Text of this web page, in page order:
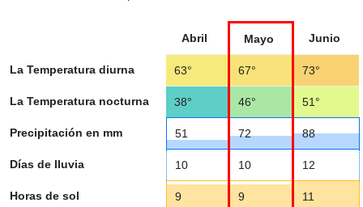
Abril Mayo Junio
La Temperatura diurna 63° 67° 73°
La Temperatura nocturna 38° 46° 51°
Precipitación en mm 51 72 88
Días de lluvia 10 10 12
Horas de sol 9 9 11